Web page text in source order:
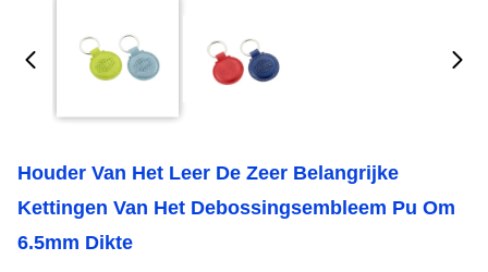
Houder Van Het Leer De Zeer Belangrijke
Kettingen Van Het Debossingsembleem Pu Om
6.5mm Dikte